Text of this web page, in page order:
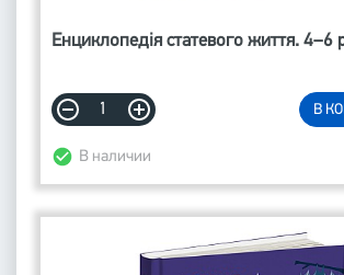
Енциклопедія статевого життя. 4–6
В
В наличии